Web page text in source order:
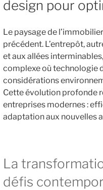
design pour
Le paysage de
précédent. L’entrepôt,
et aux allées
complexe où technologie
considérations
Cette évolution profonde
entreprises modernes :
adaptation aux nouvelles
La
défis